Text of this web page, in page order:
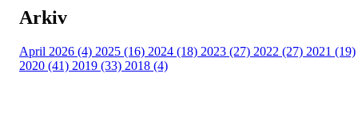
Arkiv
April 2026 (4) 2025 (16) 2024 (18) 2023 (27) 2022 (27) 2021 (19)
2020 (41) 2019 (33) 2018 (4)